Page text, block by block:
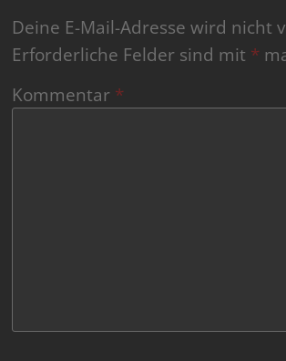
Deine E-Mail-Adresse wird nicht
Erforderliche Felder sind mit *
Kommentar *